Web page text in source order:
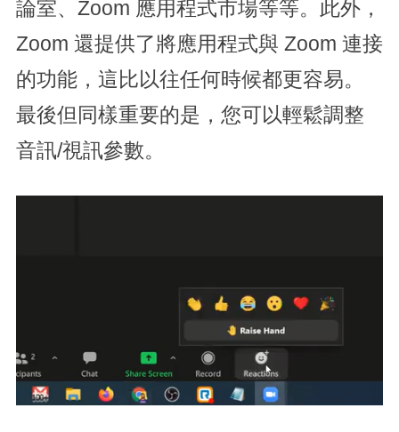
論室、Zoom 應用程式市場等等。此外，
Zoom 還提供了將應用程式與 Zoom 連接
的功能，這比以往任何時候都更容易。
最後但同樣重要的是，您可以輕鬆調整
音訊/視訊參數。